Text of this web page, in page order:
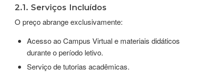
2.1. Serviços Incluídos
O preço abrange exclusivamente:
Acesso ao Campus Virtual e materiais didáticos
durante o período letivo.
Serviço de tutorias acadêmicas.